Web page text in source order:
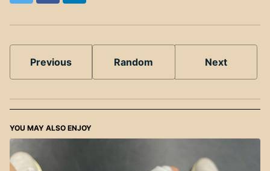
Previous Random Next
YOU MAY ALSO ENJOY